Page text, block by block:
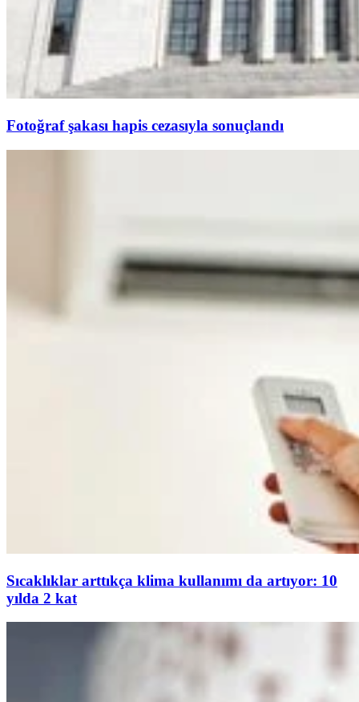
Fotoğraf şakası hapis cezasıyla sonuçlandı
Sıcaklıklar arttıkça klima kullanımı da artıyor: 10
yılda 2 kat